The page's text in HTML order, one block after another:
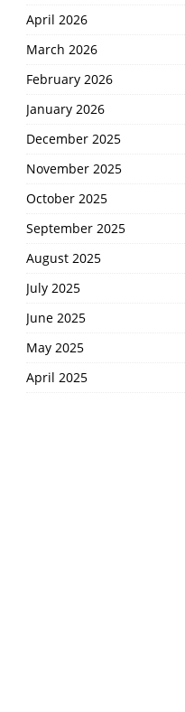
April 2026
March 2026
February 2026
January 2026
December 2025
November 2025
October 2025
September 2025
August 2025
July 2025
June 2025
May 2025
April 2025